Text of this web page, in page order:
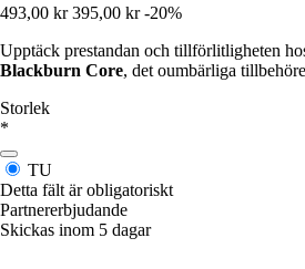
493,00 kr 395,00 kr -20%
Upptäck prestandan och tillförlitligheten
Blackburn Core, det oumbärliga
Storlek
*
TU
Detta fält är obligatoriskt
Partnererbjudande
Skickas inom 5 dagar